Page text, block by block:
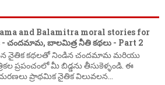
and Balamitra moral stories for
చందమామ, బాలమిత్ర నీతి కథలు - Part 2
నైతిక కథలతో నిండిన చందమామ మరియు
ప్రపంచంలో మీ బిడ్డను తీసుకెళ్ళండి. ఈ
ప్రాథమిక నైతిక విలువలన...